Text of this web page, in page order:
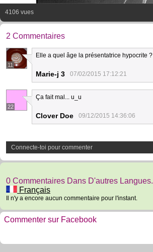
4106 vues
2 Commentaires
11
Elle a quel âge la présentatrice hypocrite ?
Marie-j 3 07/02/2015 17:12:21
22
Ça fait mal... u_u
Clover Doe 09/12/2015 14:36:06
Connecte-toi pour commenter
0 Commentaires Dans D'autres Langues.
Français
Il n'y a encore aucun commentaire pour l'instant.
Commenter sur Facebook